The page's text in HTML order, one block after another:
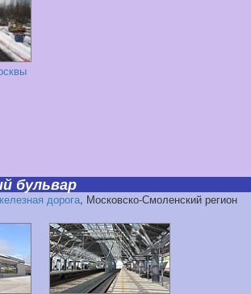
бульвар
дорога, Московско-Смоленский регион